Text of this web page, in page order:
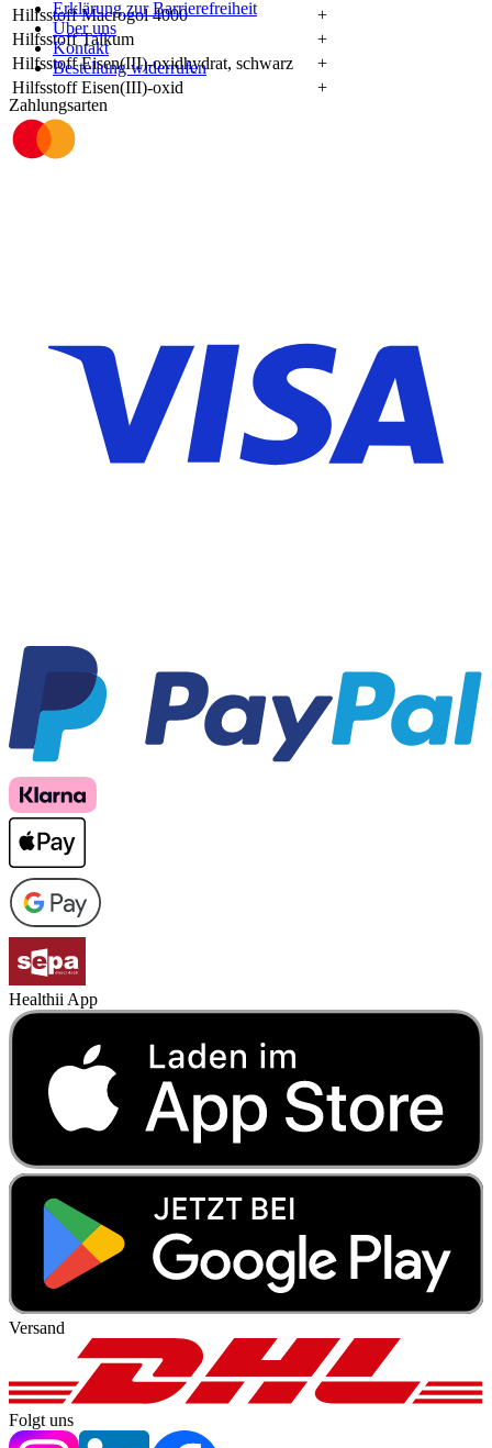
Hilfsstoff Macrogol 4000
+
Hilfsstoff Talkum
+
Hilfsstoff Eisen(III)-oxidhydrat, schwarz
+
Hilfsstoff Eisen(III)-oxid
+
Erklärung zur Barrierefreiheit
Über uns
Kontakt
Bestellung widerrufen
Zahlungsarten
Healthii App
Versand
Folgt uns